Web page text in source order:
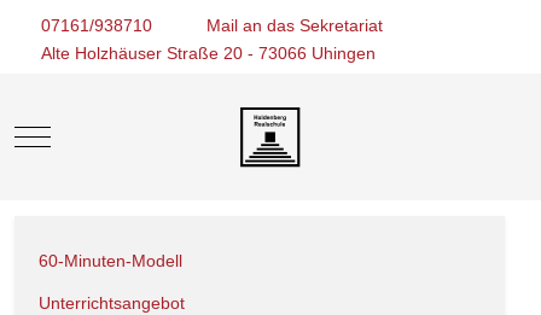
07161/938710
Mail an das Sekretariat
Alte Holzhäuser Straße 20 - 73066 Uhingen
Mobile Menu Toggle
60-Minuten-Modell
Unterrichtsangebot